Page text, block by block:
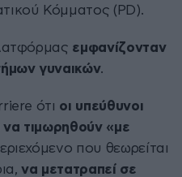
Κόμματος (PD).
εμφανίζονταν
γυναικών.
ότι οι υπεύθυνοι
να τιμωρηθούν «με
που θεωρείται
να μετατραπεί σε